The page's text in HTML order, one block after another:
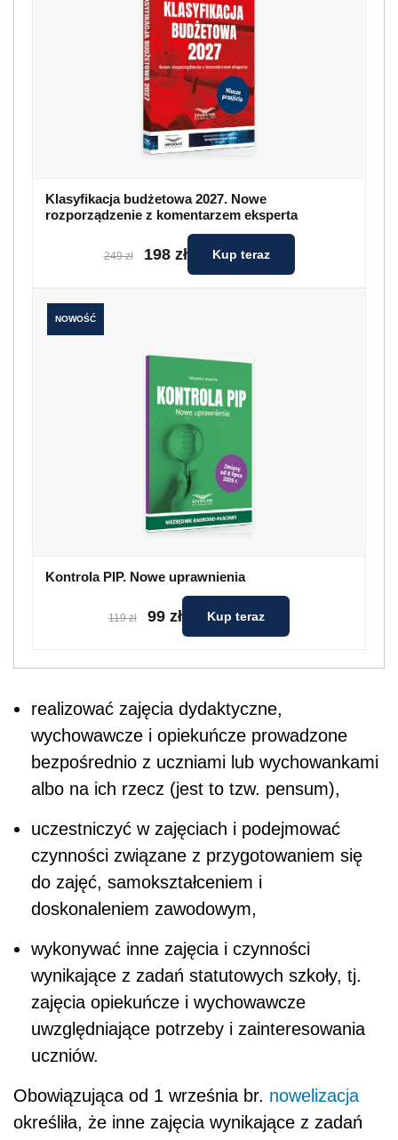
Klasyfikacja budżetowa 2027. Nowe
rozporządzenie z komentarzem eksperta
249 zł 198 zł Kup teraz
NOWOŚĆ
Kontrola PIP. Nowe uprawnienia
119 zł 99 zł Kup teraz
realizować zajęcia dydaktyczne,
wychowawcze i opiekuńcze prowadzone
bezpośrednio z uczniami lub wychowankami
albo na ich rzecz (jest to tzw. pensum),
uczestniczyć w zajęciach i podejmować
czynności związane z przygotowaniem się
do zajęć, samokształceniem i
doskonaleniem zawodowym,
wykonywać inne zajęcia i czynności
wynikające z zadań statutowych szkoły, tj.
zajęcia opiekuńcze i wychowawcze
uwzględniające potrzeby i zainteresowania
uczniów.
Obowiązująca od 1 września br. nowelizacja
określiła, że inne zajęcia wynikające z zadań